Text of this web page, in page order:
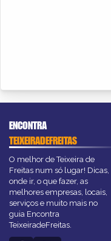
ENCONTRA
TEIXEIRADEFREITAS
O melhor de Teixeira de
Freitas num só lugar! Dicas,
onde ir, o que fazer, as
melhores empresas, locais,
serviços e muito mais no
guia Encontra
TeixeiradeFreitas.